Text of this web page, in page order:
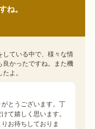
ね。
ている中で、様々な情
かったですね。また機
よ。
とうございます。丁
て嬉しく思います。
お待ちしておりま